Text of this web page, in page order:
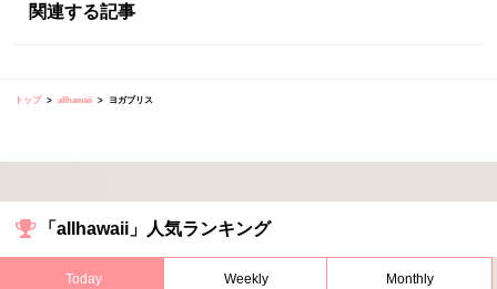
関連する記事
トップ allhawaii ヨガブリス
「allhawaii」人気ランキング
Today Weekly Monthly